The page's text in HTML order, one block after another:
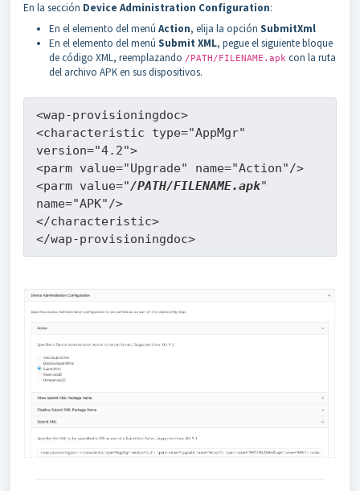
En la sección Device Administration Configuration:
En el elemento del menú Action, elija la opción SubmitXml
En el elemento del menú Submit XML, pegue el siguiente bloque
de código XML, reemplazando /PATH/FILENAME.apk con la ruta
del archivo APK en sus dispositivos.
<wap-provisioningdoc>
<characteristic type="AppMgr"
version="4.2">
<parm value="Upgrade" name="Action"/>
<parm value="/PATH/FILENAME.apk"
name="APK"/>
</characteristic>
</wap-provisioningdoc>